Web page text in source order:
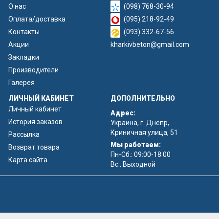
имитацией деревянного сайдинга.
Наша команда готова ответить на ваши вопросы,
просчитать стоимость бетонного забора с установкой
О нас
Оплата/доставка
Контакты
Акции
Закладки
Производители
Галерея
(098) 768-30-94
(095) 218-92-49
(093) 332-67-56
kharkivbeton@gmail.com
ЛИЧНЫЙ КАБИНЕТ
Личный кабинет
История заказов
Рассылка
Возврат товара
Карта сайта
ДОПОЛНИТЕЛЬНО
Адрес:
Украина, г. Днепр,
Криничная улица, 51
Мы работаем:
Пн-Сб.: 09:00-18:00
Вс.: Выходной